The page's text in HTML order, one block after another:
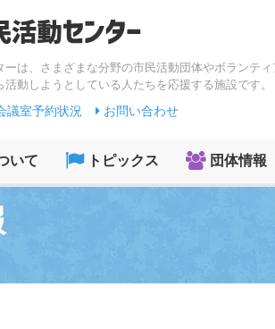
ーは、さまざまな分野の市民活動団体やボランテ
動しようとしている人たちを応援する施設です。
議室予約状況 お問い合わせ
いて トピックス 団体情報